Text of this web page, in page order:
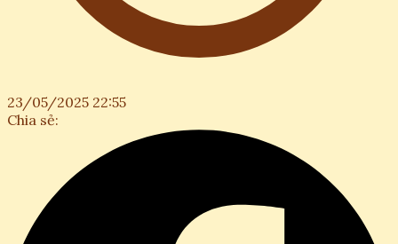
23/05/2025 22:55
Chia sẻ: